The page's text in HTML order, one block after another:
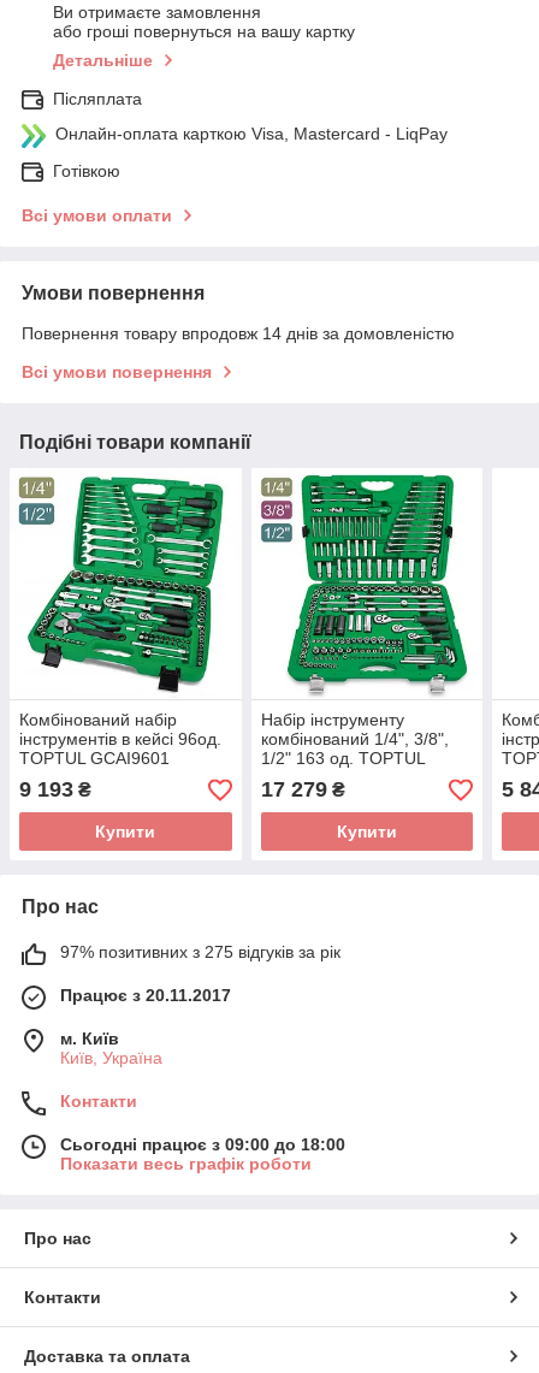
Ви отримаєте замовлення
або гроші повернуться на вашу картку
Детальніше
Післяплата
Онлайн-оплата карткою Visa, Mastercard - LiqPay
Готівкою
Всі умови оплати
Умови повернення
Повернення товару впродовж 14 днів за домовленістю
Всі умови повернення
Подібні товари компанії
Комбінований набір
інструментів в кейсі 96од.
TOPTUL GCAI9601
9 193 ₴
Купити
Набір інструменту
комбінований 1/4", 3/8",
1/2" 163 од. TOPTUL
GCAI163R
17 279₴
Купити
5
Про нас
97% позитивних з 275 відгуків за рік
Працює з 20.11.2017
м. Київ
Київ, Україна
Контакти
Сьогодні працює з 09:00 до 18:00
Показати весь графік роботи
Про нас
Контакти
Доставка та оплата